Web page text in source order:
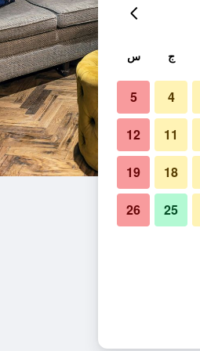
ج س
4
5
11
12
18
19
25
26